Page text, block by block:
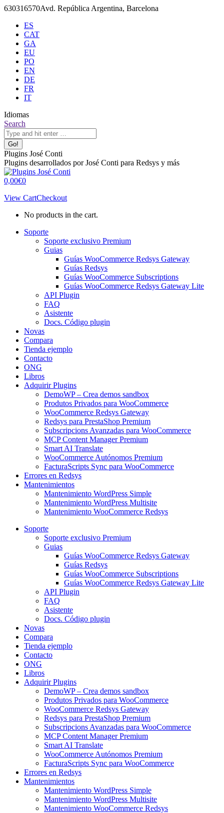
Skip
content
630316570Avd. República Argentina, Barcelona
ES
CAT
GA
EU
PO
EN
DE
FR
IT
Idiomas
X
page
opens
in
new
window
Github
page
opens
in
new
window
Search:
Search
Plugins José Conti
Plugins desarrollados por José Conti para Redsys y más
0,00€0
View CartCheckout
No products in the cart.
Soporte
Soporte exclusivo Premium
Guias
Guías WooCommerce Redsys Gateway
Guías Redsys
Guías WooCommerce Subscriptions
Guías WooCommerce Redsys Gateway Lite
API Plugin
FAQ
Asistente
Docs. Código plugin
Novas
Compara
Tienda ejemplo
Contacto
ONG
Libros
Adquirir Plugins
DemoWP – Crea demos sandbox
Produtos Privados para WooCommerce
WooCommerce Redsys Gateway
Redsys para PrestaShop Premium
Subscripcions Avanzadas para WooCommerce
MCP Content Manager Premium
Smart AI Translate
WooCommerce Autónomos Premium
FacturaScripts Sync para WooCommerce
Errores en Redsys
Mantenimientos
Mantenimiento WordPress Simple
Mantenimiento WordPress Multisite
Mantenimiento WooCommerce Redsys
Soporte
Soporte exclusivo Premium
Guias
Guías WooCommerce Redsys Gateway
Guías Redsys
Guías WooCommerce Subscriptions
Guías WooCommerce Redsys Gateway Lite
API Plugin
FAQ
Asistente
Docs. Código plugin
Novas
Compara
Tienda ejemplo
Contacto
ONG
Libros
Adquirir Plugins
DemoWP – Crea demos sandbox
Produtos Privados para WooCommerce
WooCommerce Redsys Gateway
Redsys para PrestaShop Premium
Subscripcions Avanzadas para WooCommerce
MCP Content Manager Premium
Smart AI Translate
WooCommerce Autónomos Premium
FacturaScripts Sync para WooCommerce
Errores en Redsys
Mantenimientos
Mantenimiento WordPress Simple
Mantenimiento WordPress Multisite
Mantenimiento WooCommerce Redsys